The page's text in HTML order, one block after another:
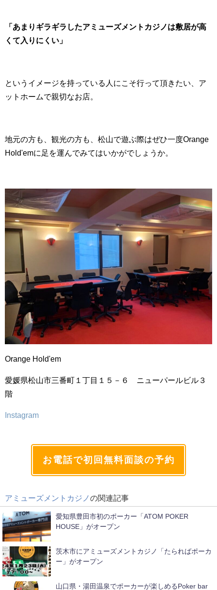
「あまりギラギラしたアミューズメントカジノは敷居が高
くて入りにくい」
というイメージを持っている人にこそ行って頂きたい、ア
ットホームで親切なお店。
地元の方も、観光の方も、松山で遊ぶ際はぜひ一度Orange
Hold'emに足を運んでみてはいかがでしょうか。
Orange Hold'em
愛媛県松山市三番町１丁目１５－６ ニューパールビル３
階
Instagram
お電話で初回無料面談の予約
アミューズメントカジノの関連記事
愛知県豊田市初のポーカー「ATOM POKER
HOUSE」がオープン
茨木市にアミューズメントカジノ「たらればポーカ
ー」がオープン
山口県・湯田温泉でポーカーが楽しめるPoker bar